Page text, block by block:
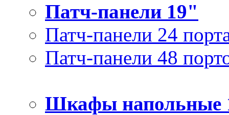
Патч-панели 19"
Патч-панели 24
Патч-панели 48
Шкафы напольные